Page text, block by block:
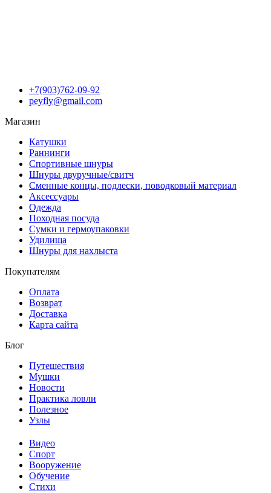
+7(903)762-09-92
peyfly@gmail.com
Магазин
Катушки
Раннинги
Спортивные шнуры
Шнуры двуручные/свитч
Сменные концы, подлески, поводковый материал
Аксессуары
Одежда
Походная посуда
Сумки и гермоупаковки
Удилища
Шнуры для нахлыста
Покупателям
Оплата
Возврат
Доставка
Карта сайта
Блог
Путешествия
Мушки
Новости
Практика ловли
Полезное
Узлы
Видео
Спорт
Вооружение
Обучение
Стихи